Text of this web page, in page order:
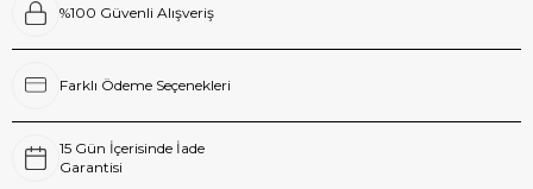
%100 Güvenli Alışveriş
Farklı Ödeme Seçenekleri
15 Gün İçerisinde İade
Garantisi